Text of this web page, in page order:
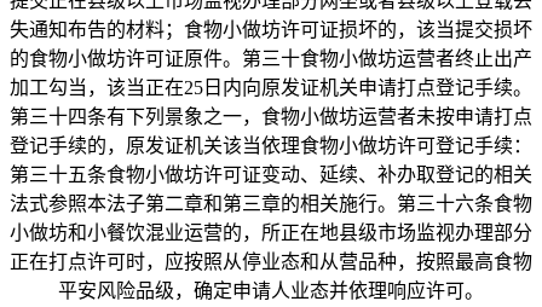
失通知布告的材料；食物小做坊许可证损坏的，该当提交损坏
的食物小做坊许可证原件。第三十食物小做坊运营者终止出产
加工勾当，该当正在25日内向原发证机关申请打点登记手续。
第三十四条有下列景象之一，食物小做坊运营者未按申请打点
登记手续的，原发证机关该当依理食物小做坊许可登记手续：
第三十五条食物小做坊许可证变动、延续、补办取登记的相关
法式参照本法子第二章和第三章的相关施行。第三十六条食物
小做坊和小餐饮混业运营的，所正在地县级市场监视办理部分
正在打点许可时，应按照从停业态和从营品种，按照最高食物
平安风险品级，确定申请人业态并依理响应许可。